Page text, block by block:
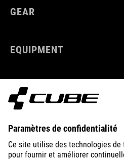
GEAR
EQUIPMENT
SUPPORT
ABOUT US